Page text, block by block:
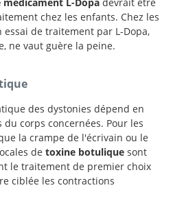
chez les enfants. Chez les
de traitement par L-Dopa,
ne vaut guère la peine.
des dystonies dépend en
corps concernées. Pour les
la crampe de l'écrivain ou le
de toxine botuliquesont
le traitement de premier choix
ciblée les contractions